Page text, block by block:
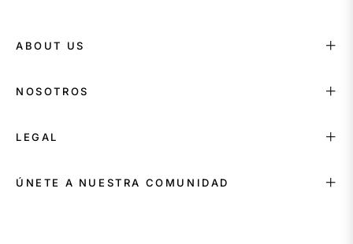
ABOUT US
NOSOTROS
LEGAL
ÚNETE A NUESTRA COMUNIDAD